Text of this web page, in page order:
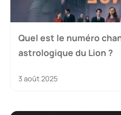
Quel est le numéro
astrologique du Lion ?
3 août 2025